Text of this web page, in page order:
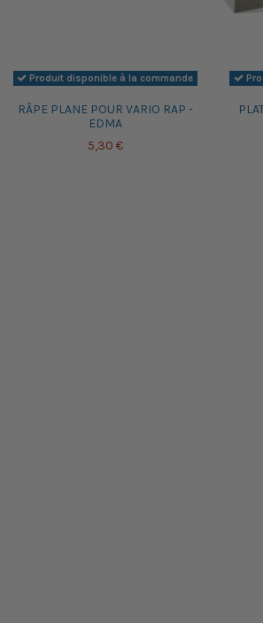
Produit disponible à la commande
RÂPE PLANE POUR VARIO RAP -
EDMA
5,30 €